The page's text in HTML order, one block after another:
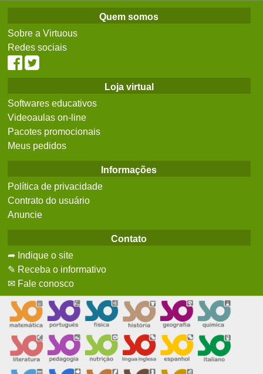
Quem somos
Sobre a Virtuous
Redes sociais
Loja virtual
Softwares educativos
Videoaulas on-line
Pacotes promocionais
Meus pedidos
Informações
Política de privacidade
Contrato do usuário
Anuncie
Contato
➦ Indique o site
✎ Receba o informativo
✉ Fale conosco